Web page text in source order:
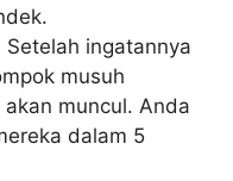
Setelah ingatannya
musuh
akan muncul. Anda
dalam 5